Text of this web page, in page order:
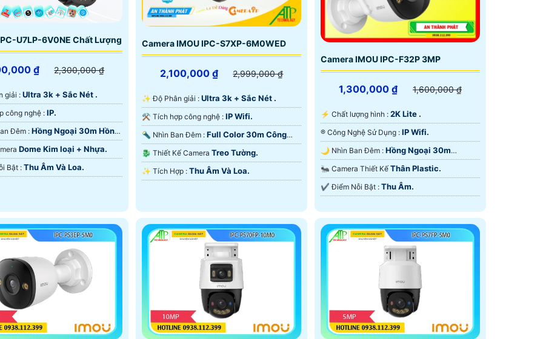
U7LP-6V0NE Chất Lượng
₫ 2,300,000 ₫
giải : Ultra 3k + Sắc Nét .
🕉️ Tích hợp công nghệ : IP.
🌙 Video Ban Đêm : Hồng Ngoại 30m Hồng
Dome Kim loại + Nhựa.
️🛃 Điểm Nỗi Bật : Thu Âm Và Loa.
Camera IMOU IPC-S7XP-6M0WED
2,100,000 ₫ 2,999,000 ₫
✨ Độ Phân giải : Ultra 3k + Sắc Nét .
⚒ Tích hợp công nghệ : IP Wifi.
🔦 Nhìn Ban Đêm : Full Color 30m Công
Nghệ Làm Lạnh iAUTO-X.
🐉️ Thiết Kế Camera Treo Tường.
️✨ Tích Hợp : Thu Âm Và Loa.
Camera IMOU IPC-F32P 3MP
1,300,000 ₫ 1,600,000 ₫
️⚡ Chất lượng hình : 2K Lite .
®️ Công Nghệ Sử Dụng : IP Wifi.
🌙 Nhìn Ban Đêm : Hồng Ngoại 30m
ONVIF.🐜 Camera Thiết Kế Thân Plastic.
️✔️ Điểm Nỗi Bật : Thu Âm.